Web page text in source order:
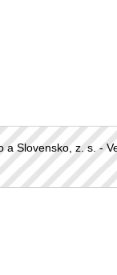
a Slovensko, z. s. -